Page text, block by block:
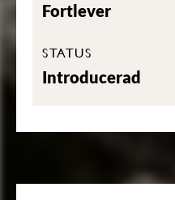
Fortlever
STATUS
Introducerad